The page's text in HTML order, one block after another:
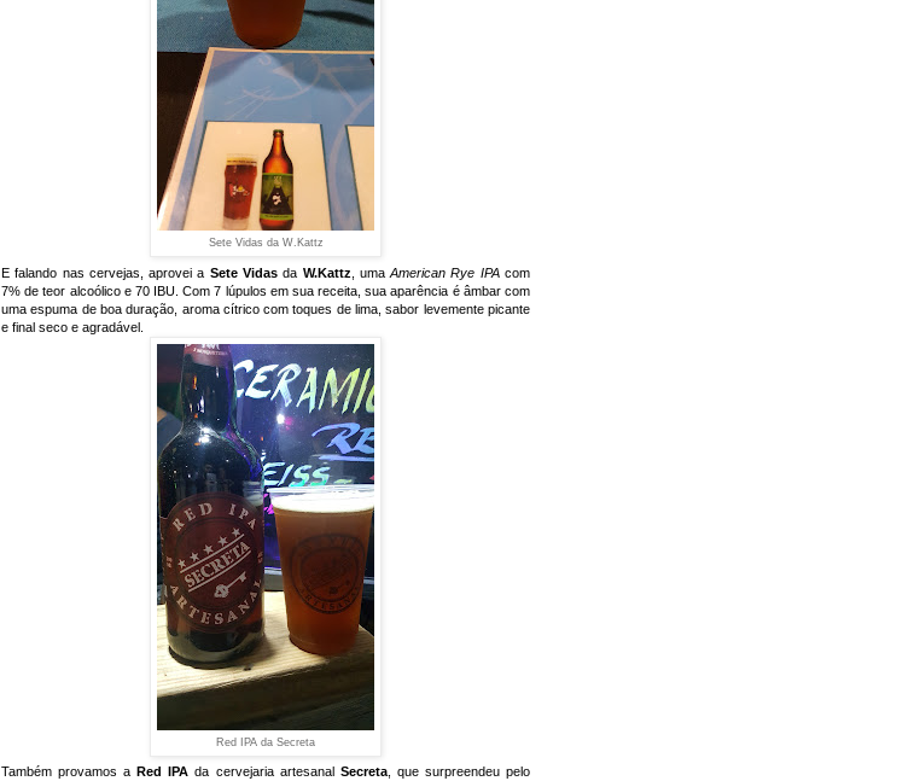
Sete Vidas da W.Kattz
E falando nas cervejas, aprovei a Sete Vidasda W.Kattz , umaAmerican Rye IPAcom
7% de teor alcoólico e 70 IBU. Com 7 lúpulos em sua receita, sua aparência é âmbar com
uma espuma de boa duração, aroma cítrico com toques de lima, sabor levemente picante
e final seco e agradável.
Red IPA da Secreta
Também provamos aRed IPAda cervejaria artesanal Secreta, que surpreendeu pelo